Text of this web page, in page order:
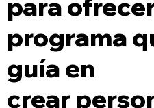
para
programa
guía en
crear